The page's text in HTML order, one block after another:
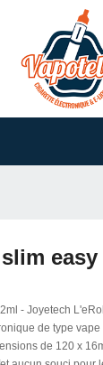
- Joyetech
de type
de 120 x